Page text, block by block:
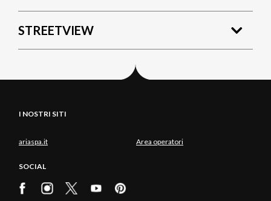
STREETVIEW
I NOSTRI SITI
ariaspa.it Area operatori
SOCIAL